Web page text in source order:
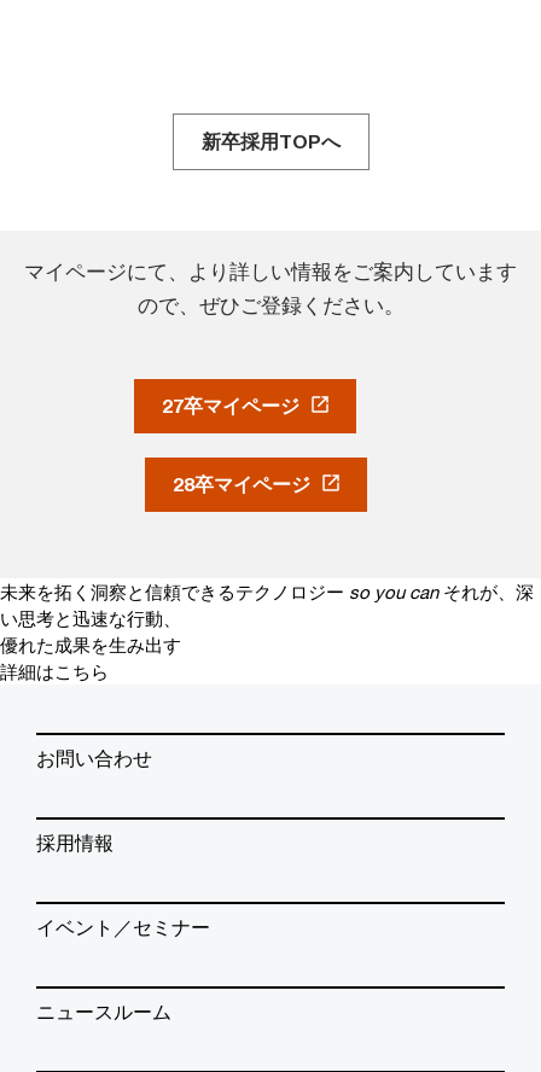
新卒採用TOPへ
マイページにて、より詳しい情報をご案内しています
ので、ぜひご登録ください。
27卒マイページ
28卒マイページ
未来を拓く洞察と信頼できるテクノロジー so you can それが、深
い思考と迅速な行動、
優れた成果を生み出す
詳細はこちら
お問い合わせ
採用情報
イベント／セミナー
ニュースルーム